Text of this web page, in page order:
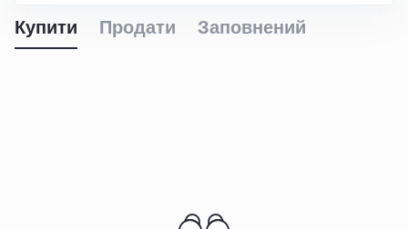
Купити Продати Заповнений